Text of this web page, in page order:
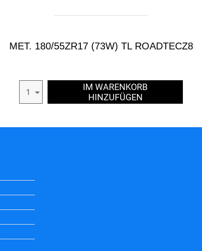
MET. 180/55ZR17 (73W) TL ROADTECZ8
1
IM WARENKORB
HINZUFÜGEN